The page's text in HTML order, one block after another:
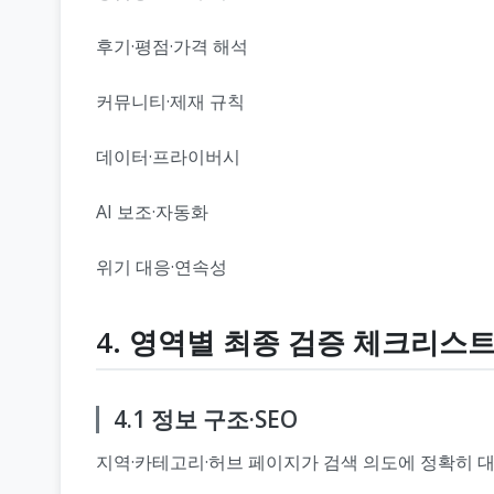
후기·평점·가격 해석
커뮤니티·제재 규칙
데이터·프라이버시
AI 보조·자동화
위기 대응·연속성
4. 영역별 최종 검증 체크리스
4.1 정보 구조·SEO
지역·카테고리·허브 페이지가 검색 의도에 정확히